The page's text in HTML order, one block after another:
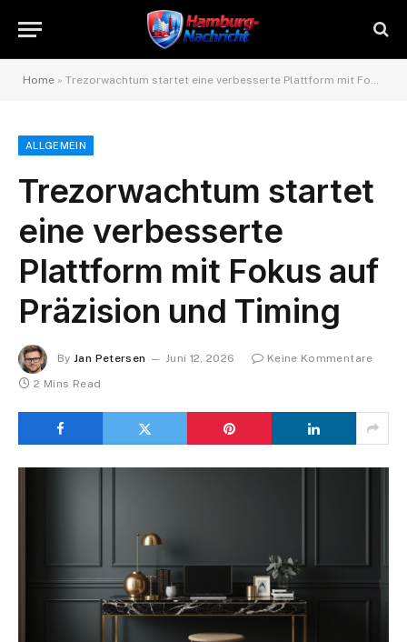
Home » Trezorwachtum startet eine verbesserte Plattform mit Fokus auf Präzision und Timing
ALLGEMEIN
Trezorwachtum startet
eine verbesserte
Plattform mit Fokus auf
Präzision und Timing
By Jan Petersen Juni 12, 2026
Keine Kommentare
2 Mins Read